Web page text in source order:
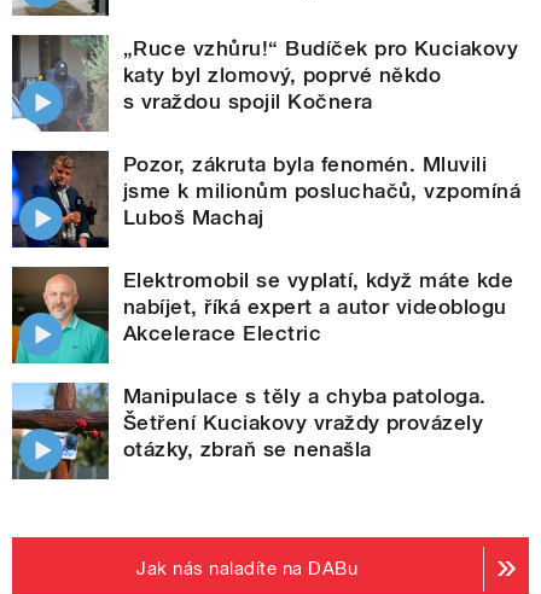
„Ruce vzhůru!“ Budíček pro Kuciakovy
katy byl zlomový, poprvé někdo
s vraždou spojil Kočnera
Pozor, zákruta byla fenomén. Mluvili
jsme k milionům posluchačů, vzpomíná
Luboš Machaj
Elektromobil se vyplatí, když máte kde
nabíjet, říká expert a autor videoblogu
Akcelerace Electric
Manipulace s těly a chyba patologa.
Šetření Kuciakovy vraždy provázely
otázky, zbraň se nenašla
Jak nás naladíte na DABu